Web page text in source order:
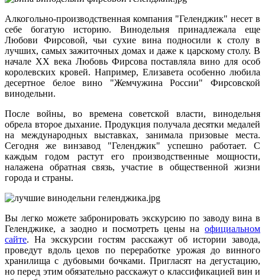
Алкогольно-производственная компания "Геленджик" несет в
себе богатую историю. Винодельня принадлежала еще
Любови Фирсовой, чьи сухие вина подносили к столу в
лучших, самых зажиточных домах и даже к царскому столу. В
начале ХХ века Любовь Фирсова поставляла вино для особ
королевских кровей. Например, Елизавета особенно любила
десертное белое вино "Жемчужина России" Фирсовской
винодельни.
После войны, во времена советской власти, винодельня
обрела второе дыхание. Продукция получала десятки медалей
на международных выставках, занимала призовые места.
Сегодня же винзавод "Геленджик" успешно работает. С
каждым годом растут его производственные мощности,
налажена обратная связь, участие в общественной жизни
города и страны.
Вы легко можете забронировать экскурсию по заводу вина в
Геленджике, а заодно и посмотреть цены на официальном
сайте. На экскурсии гостям расскажут об истории завода,
проведут вдоль цехов по переработке урожая до винного
хранилища с дубовыми бочками. Пригласят на дегустацию,
но перед этим обязательно расскажут о классификацией вин и